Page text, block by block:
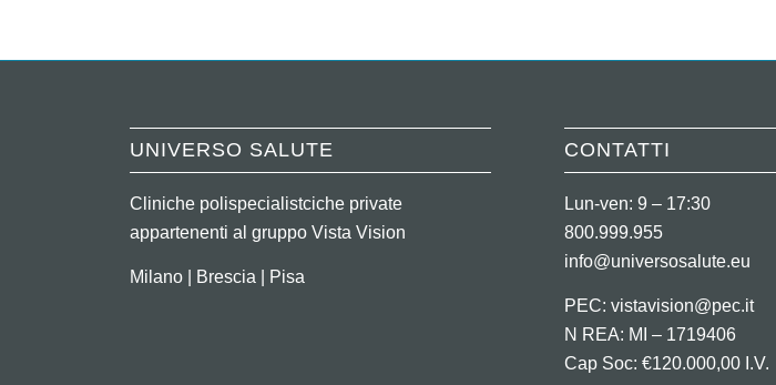
UNIVERSO SALUTE
Cliniche polispecialistciche private
appartenenti al gruppo Vista Vision
Milano | Brescia | Pisa
CONTATTI
Lun-ven: 9 – 17:30
800.999.955
info@universosalute.eu
PEC:vistavision@pec.it
N REA: MI – 1719406
Cap Soc: €120.000,00 I.V.